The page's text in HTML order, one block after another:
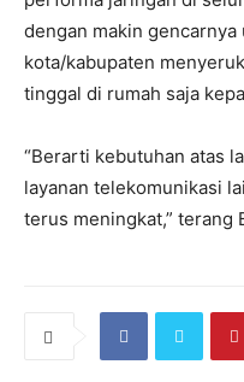
dengan makin
kota/kabupaten
tinggal di rumah saja
“Berarti kebutuhan atas
layanan telekomunikasi
terus meningkat,” terang